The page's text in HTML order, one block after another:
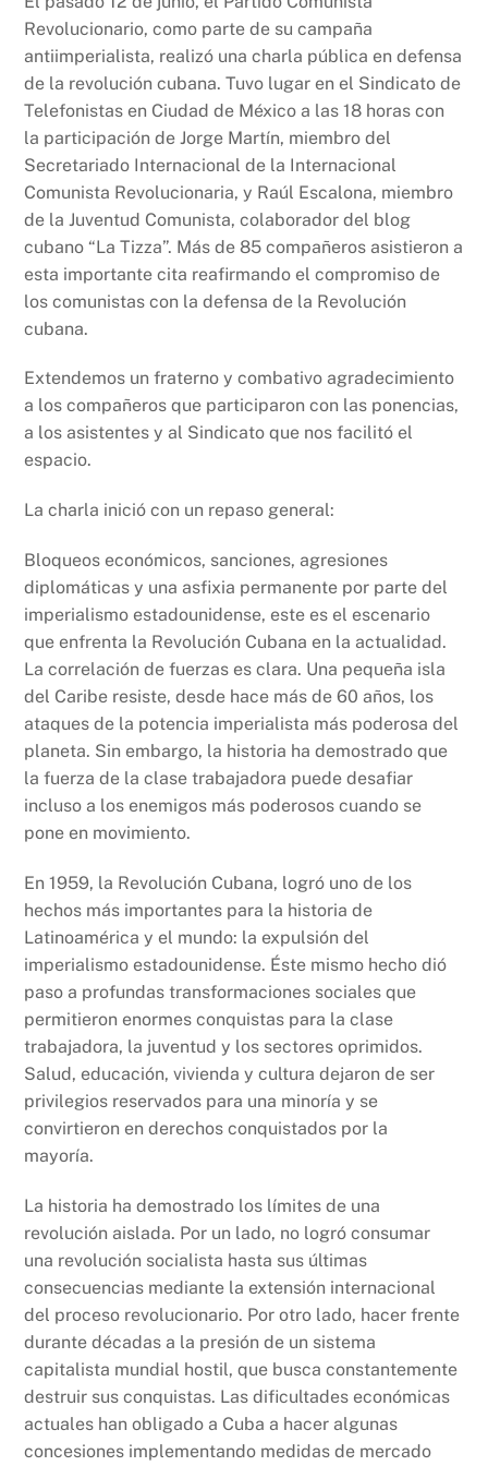
Revolucionario, como parte de su campaña
antiimperialista, realizó una charla pública en defensa
de la revolución cubana. Tuvo lugar en el Sindicato de
Telefonistas en Ciudad de México a las 18 horas con
la participación de Jorge Martín, miembro del
Secretariado Internacional de la Internacional
Comunista Revolucionaria, y Raúl Escalona, miembro
de la Juventud Comunista, colaborador del blog
cubano “La Tizza”. Más de 85 compañeros asistieron a
esta importante cita reafirmando el compromiso de
los comunistas con la defensa de la Revolución
cubana.
Extendemos un fraterno y combativo agradecimiento
a los compañeros que participaron con las ponencias,
a los asistentes y al Sindicato que nos facilitó el
espacio.
La charla inició con un repaso general:
Bloqueos económicos, sanciones, agresiones
diplomáticas y una asfixia permanente por parte del
imperialismo estadounidense, este es el escenario
que enfrenta la Revolución Cubana en la actualidad.
La correlación de fuerzas es clara. Una pequeña isla
del Caribe resiste, desde hace más de 60 años, los
ataques de la potencia imperialista más poderosa del
planeta. Sin embargo, la historia ha demostrado que
la fuerza de la clase trabajadora puede desafiar
incluso a los enemigos más poderosos cuando se
pone en movimiento.
En 1959, la Revolución Cubana, logró uno de los
hechos más importantes para la historia de
Latinoamérica y el mundo: la expulsión del
imperialismo estadounidense. Éste mismo hecho dió
paso a profundas transformaciones sociales que
permitieron enormes conquistas para la clase
trabajadora, la juventud y los sectores oprimidos.
Salud, educación, vivienda y cultura dejaron de ser
privilegios reservados para una minoría y se
convirtieron en derechos conquistados por la
mayoría.
La historia ha demostrado los límites de una
revolución aislada. Por un lado, no logró consumar
una revolución socialista hasta sus últimas
consecuencias mediante la extensión internacional
del proceso revolucionario. Por otro lado, hacer frente
durante décadas a la presión de un sistema
capitalista mundial hostil, que busca constantemente
destruir sus conquistas. Las dificultades económicas
actuales han obligado a Cuba a hacer algunas
concesiones implementando medidas de mercado